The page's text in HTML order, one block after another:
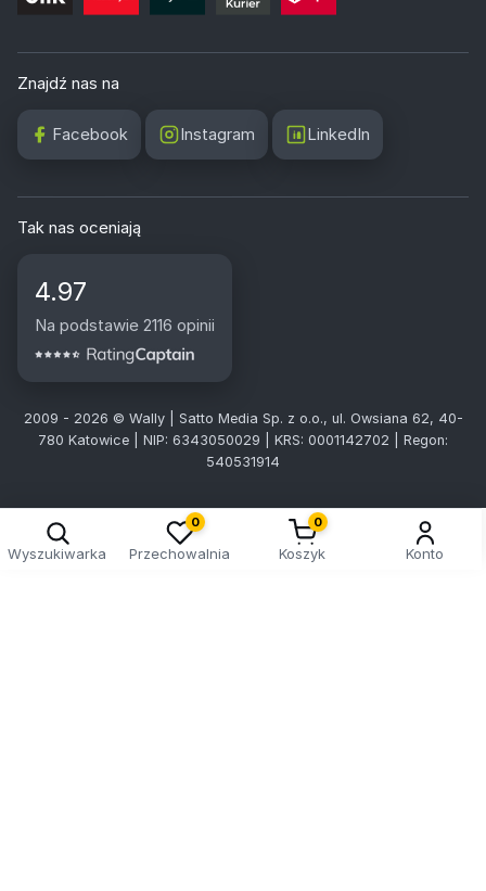
Znajdź nas na
Facebook Instagram LinkedIn
Tak nas oceniają
4.97
Na podstawie 2116 opinii
2009 - 2026 © Wally | Satto Media Sp. z o.o., ul. Owsiana 62, 40-
780 Katowice | NIP: 6343050029 | KRS: 0001142702 | Regon:
540531914
Wyszukiwarka
0
Przechowalnia
0
Koszyk Konto
Kreator doboru tablic